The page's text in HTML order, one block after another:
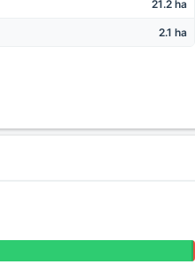
21.2 ha
2.1 ha